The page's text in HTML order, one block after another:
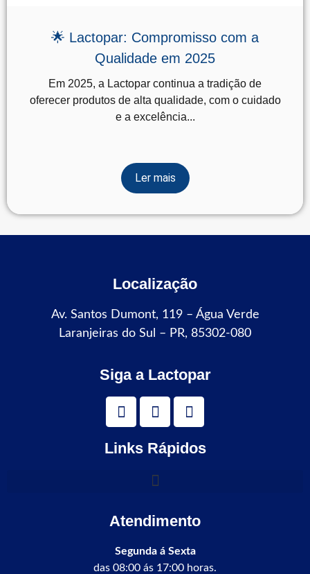
🌟 Lactopar: Compromisso com a
Qualidade em 2025
Em 2025, a Lactopar continua a tradição de
oferecer produtos de alta qualidade, com o cuidado
e a excelência...
Ler mais
Localização
Av. Santos Dumont, 119 – Água Verde
Laranjeiras do Sul – PR, 85302-080
Siga a Lactopar
Links Rápidos
Atendimento
Segunda á Sexta
das 08:00 ás 17:00 horas.